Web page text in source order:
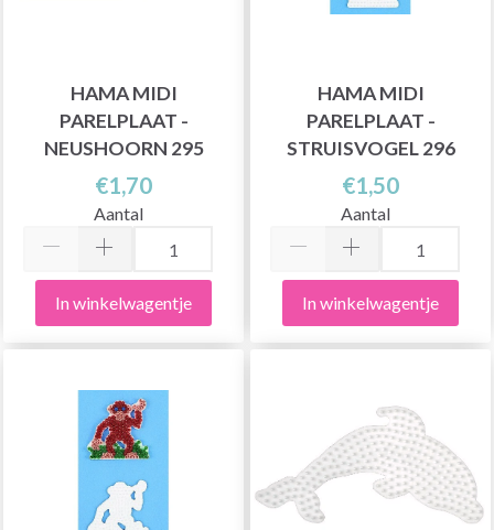
HAMA MIDI
PARELPLAAT -
NEUSHOORN 295
€1,70
Aantal
In winkelwagentje
HAMA MIDI
PARELPLAAT -
STRUISVOGEL 296
€1,50
Aantal
In winkelwagentje